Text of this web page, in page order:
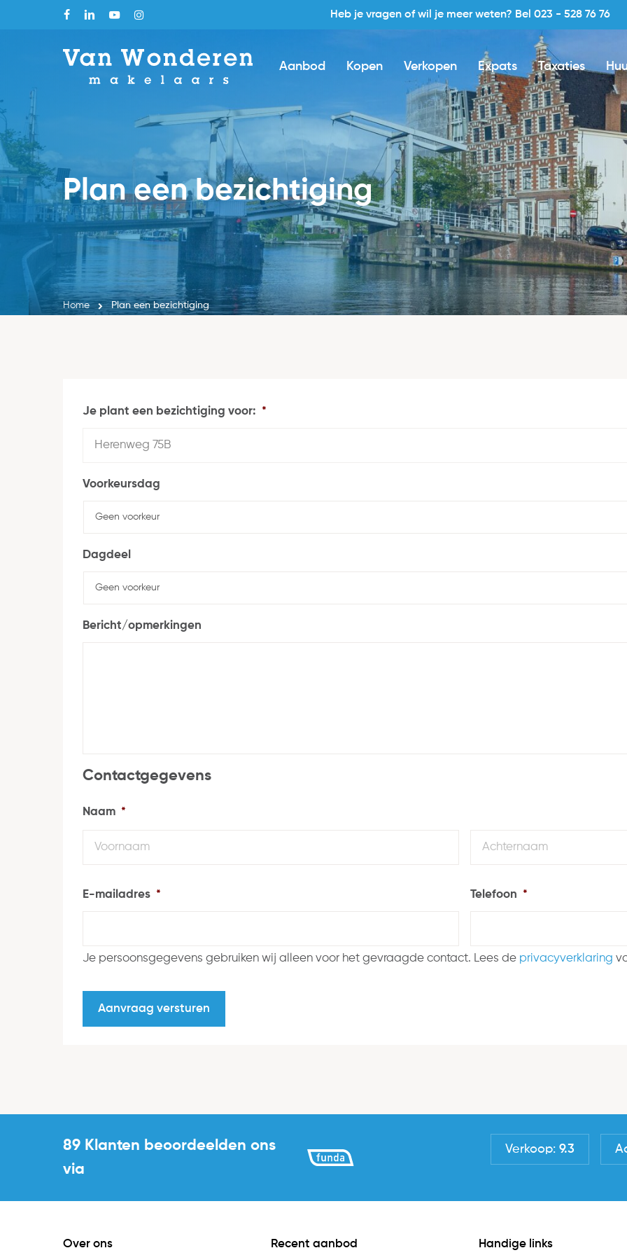
Heb je vragen of wil je meer weten? Bel 023 - 528 76 76
Aanbod Kopen Verkopen Expats Taxaties
Plan een bezichtiging
Home Plan een bezichtiging
Je plant een bezichtiging voor: *
Voorkeursdag
Dagdeel
Bericht/opmerkingen
Contactgegevens
Naam *
E-mailadres * Telefoon *
Je persoonsgegevens gebruiken wij alleen voor het gevraagde contact. Lees de privacyverklaring
89 Klanten beoordeelden ons
via
Verkoop: 9.3
Over ons Recent aanbod Handige links